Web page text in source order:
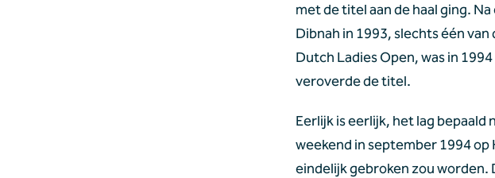
met de titel aan de haal ging.
Dibnah in 1993, slechts één
Dutch Ladies Open, was in
veroverde de titel.
Eerlijk is eerlijk, het lag
weekend in september 1994 op
eindelijk gebroken zou worden.